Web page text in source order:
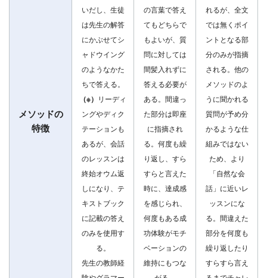
メソッドの
特徴
いだし、生徒
は先生の解答
にかぶせてシ
ャドウイング
のようなかた
ちで答える。
（※） リーディ
ングやディク
テーションも
あるが、会話
のレッスンは
終始オウム返
しになり、テ
キストブック
に記載の答え
のみを使用す
る。
先生の教師経
の言葉で答え
てもどちらで
もよいが、質
問に対しては
間髪入れずに
答える必要が
ある。間違っ
た部分は即座
に指摘され
る。何度も繰
り返し、すら
すらと言えた
時に、達成感
を感じられ、
何度もある成
功体験がモチ
ベーションの
維持にもつな
れるが、全文
では無くポイ
ントとなる部
分のみが指摘
される。他の
メソッドのよ
うに聞かれる
質問が予め分
かるような仕
組みではない
ため、より
「自然な会
話」に近いレ
ッスンにな
る。間違えた
部分を何度も
繰り返したり
すらすら言え